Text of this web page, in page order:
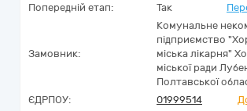
Попередній етап:
Так
Замовник:
Комунальне
підприємство
міська лікарня"
міської ради
Полтавської
ЄДРПОУ:
01999514